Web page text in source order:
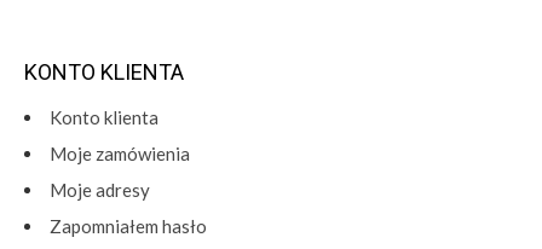
KONTO KLIENTA
Konto klienta
Moje zamówienia
Moje adresy
Zapomniałem hasło